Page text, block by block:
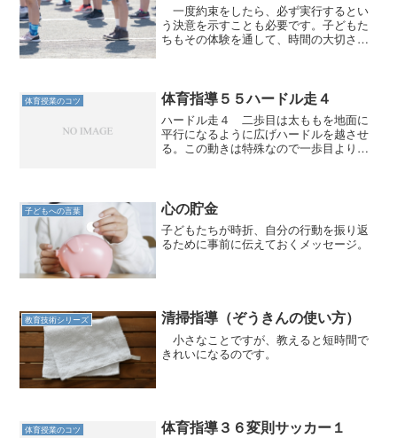
一度約束をしたら、必ず実行するとい
う決意を示すことも必要です。子どもた
ちもその体験を通して、時間の大切さを
体育授業のコツ 体育指導５５ハードル走４
ハードル走４ 二歩目は太ももを地面に
平行になるように広げハードルを越させ
る。この動きは特殊なので一歩目よりも
たぎこすためには、足を広...
子どもへの言葉 心の貯金
子どもたちが時折、自分の行動を振り返
るために事前に伝えておくメッセージ。
教育技術シリーズ 清掃指導（ぞうきんの使い方）
小さなことですが、教えると短時間で
きれいになるのです。
体育授業のコツ 体育指導３６変則サッカー１